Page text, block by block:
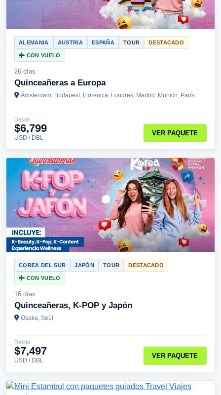
ALEMANIA AUSTRIA ESPAÑA TOUR DESTACADO
CON VUELO
26 días
Quinceañeras a Europa
Ámsterdam, Budapest, Florencia, Londres, Madrid, Munich, París
Desde
$6,799
USD / DBL
VER PAQUETE
COREA DEL SUR JAPÓN TOUR DESTACADO
CON VUELO
16 días
Quinceañeras, K-POP y Japón
Osaka, Seúl
Desde
$7,497
USD / DBL
VER PAQUETE